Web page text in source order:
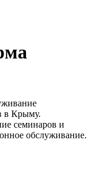
в Крыму.
семинаров и
обслуживание.